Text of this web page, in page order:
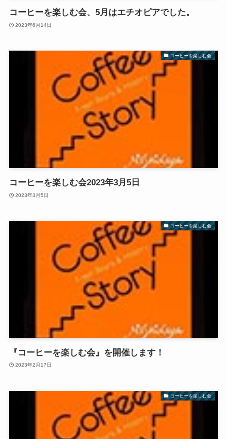
コーヒーを楽しむ会、5月はエチオピアでした。
2023年6月14日
コーヒーを楽しむ会
コーヒーを楽しむ会2023年3月5日
2023年3月5日
コーヒーを楽しむ会
『コーヒーを楽しむ会』を開催します！
2023年2月17日
コーヒーを楽しむ会